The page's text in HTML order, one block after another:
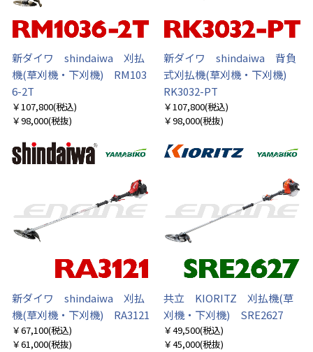
新ダイワ shindaiwa 刈払
機(草刈機・下刈機) RM103
6-2T
￥107,800(税込)
￥98,000(税抜)
新ダイワ shindaiwa 背負
式刈払機(草刈機・下刈機)
RK3032-PT
￥107,800(税込)
￥98,000(税抜)
新ダイワ shindaiwa 刈払
機(草刈機・下刈機) RA3121
￥67,100(税込)
￥61,000(税抜)
共立 KIORITZ 刈払機(草
刈機・下刈機) SRE2627
￥49,500(税込)
￥45,000(税抜)